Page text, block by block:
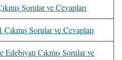
Sorular ve Cevapları
Sorular ve Cevapları
Çıkmış Sorular ve